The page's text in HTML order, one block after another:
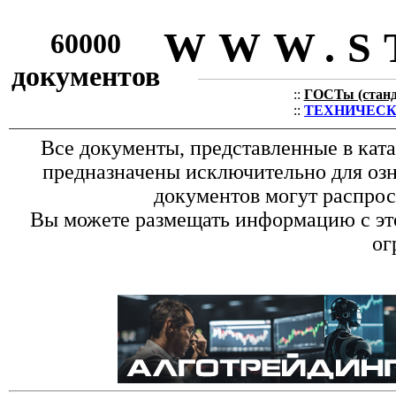
60000
документов
:: ГОСТы
::
Все документы, представленные в
предназначены исключительно для
документов могут
Вы можете размещать информацию с